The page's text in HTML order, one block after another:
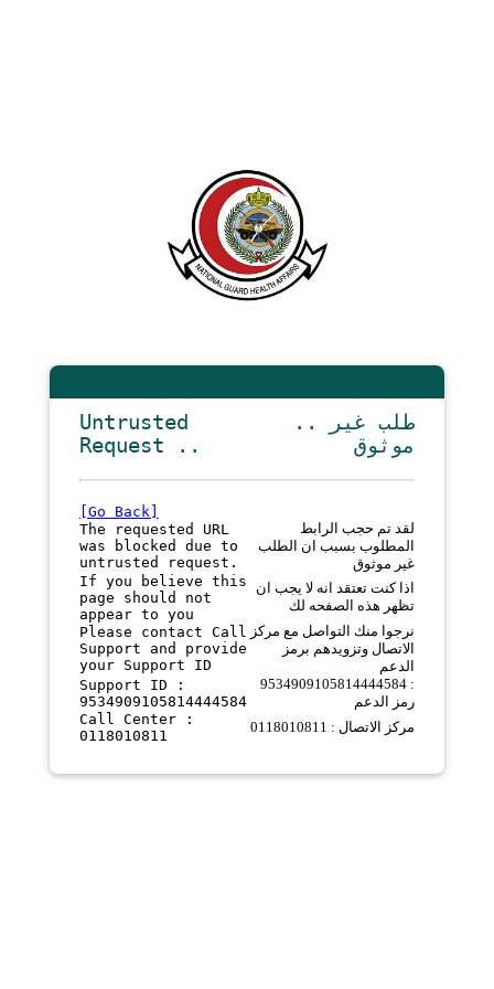
Untrusted
Request ..
.. طلب غير
موثوق
[Go Back]
The requested URL
was blocked due to
untrusted request.
لقد تم حجب الرابط
المطلوب بسبب ان الطلب
غير موثوق
If you believe this
page should not
appear to you
اذا كنت تعتقد انه لا يجب ان
تظهر هذه الصفحه لك
Please contact Call
Support and provide
your Support ID
نرجوا منك التواصل مع مركز
الاتصال وتزويدهم برمز
الدعم
Support ID :
9534909105814444584
9534909105814444584 :
رمز الدعم
Call Center :
0118010811
مركز الاتصال : 0118010811